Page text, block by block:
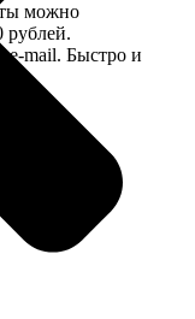
можно
рублей.
e-mail. Быстро и